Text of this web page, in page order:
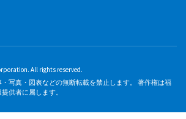
All rights reserved.
写真・図表などの無断転載を禁止します。 著作権は福
供者に属します。